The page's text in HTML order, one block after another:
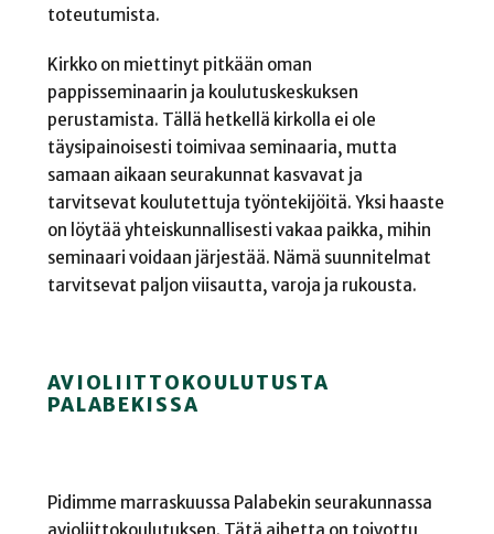
toteutumista.
Kirkko on miettinyt pitkään oman
pappisseminaarin ja koulutuskeskuksen
perustamista. Tällä hetkellä kirkolla ei ole
täysipainoisesti toimivaa seminaaria, mutta
samaan aikaan seurakunnat kasvavat ja
tarvitsevat koulutettuja työntekijöitä. Yksi haaste
on löytää yhteiskunnallisesti vakaa paikka, mihin
seminaari voidaan järjestää. Nämä suunnitelmat
tarvitsevat paljon viisautta, varoja ja rukousta.
AVIOLIITTOKOULUTUSTA
PALABEKISSA
Pidimme marraskuussa Palabekin seurakunnassa